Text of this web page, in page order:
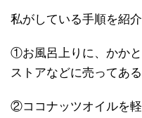
私がしている手順を紹介
①お風呂上りに、かか
ストアなどに売ってあ
②ココナッツオイルを